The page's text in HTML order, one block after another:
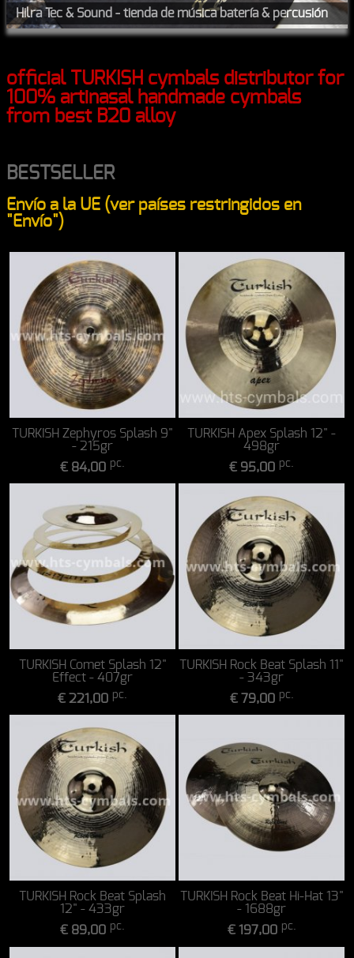
Hilra Tec & Sound - tienda de música batería & percusión
official TURKISH cymbals distributor for
100% artinasal handmade cymbals
from best B20 alloy
BESTSELLER
Envío a la UE (ver países restringidos en
"Envío")
TURKISH Zephyros Splash 9"
- 215gr
€ 84,00 pc.
TURKISH Apex Splash 12" -
498gr
€ 95,00 pc.
TURKISH Comet Splash 12"
Effect - 407gr
€ 221,00 pc.
TURKISH Rock Beat Splash 11"
- 343gr
€ 79,00 pc.
TURKISH Rock Beat Splash
12" - 433gr
€ 89,00 pc.
TURKISH Rock Beat Hi-Hat 13"
- 1688gr
€ 197,00 pc.